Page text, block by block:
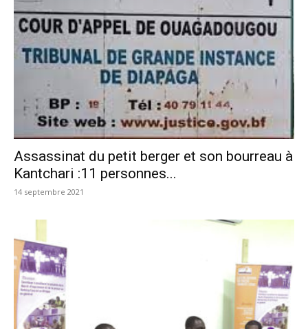
Assassinat du petit berger et son bourreau à
Kantchari :11 personnes...
14 septembre 2021